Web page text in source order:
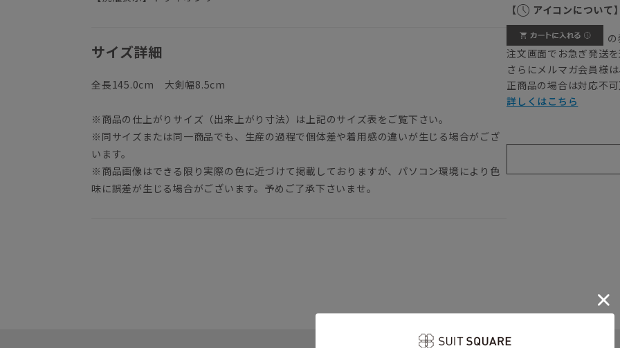
サイズ詳細
全長145.0cm 大剣幅8.5cm
※商品の仕上がりサイズ（出来上がり寸法）は上記のサイズ表をご覧下さい。
※同サイズまたは同一商品でも、生産の過程で個体差や着用感の違いが生じる場合がござ
います。
※商品画像はできる限り実際の色に近づけて掲載しておりますが、パソコン環境により色
味に誤差が生じる場合がございます。予めご了承下さいませ。
【 アイコンについて】
の
注文画面でお急ぎ発送を
さらにメルマガ会員様
正商品の場合は対応不可
詳しくはこちら